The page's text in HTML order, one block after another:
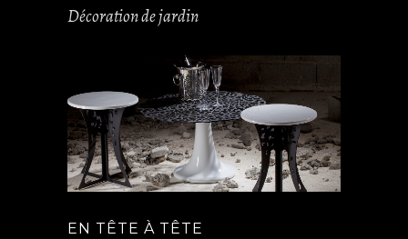
Décoration de jardin
EN TÊTE À TÊTE